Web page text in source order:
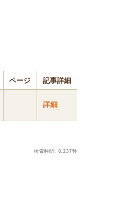
ページ 記事詳細
詳細
検索時間: 0.237秒